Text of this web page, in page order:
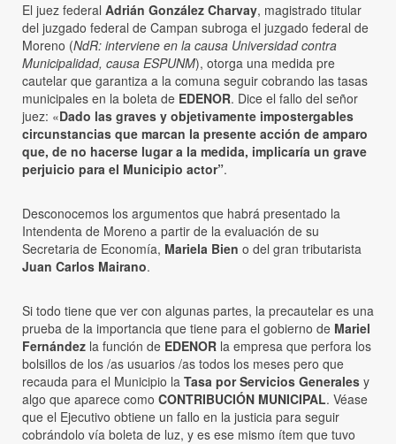
El juez federal Adrián González Charvay, magistrado titular
del juzgado federal de Campan subroga el juzgado federal de
Moreno (NdR: interviene en la causa Universidad contra
Municipalidad, causa ESPUNM), otorga una medida pre
cautelar que garantiza a la comuna seguir cobrando las tasas
municipales en la boleta de EDENOR. Dice el fallo del señor
juez: «Dado las graves y objetivamente impostergables
circunstancias que marcan la presente acción de amparo
que, de no hacerse lugar a la medida, implicaría un grave
perjuicio para el Municipio actor”.
Desconocemos los argumentos que habrá presentado la
Intendenta de Moreno a partir de la evaluación de su
Secretaria de Economía, Mariela Bien o del gran tributarista
Juan Carlos Mairano.
Si todo tiene que ver con algunas partes, la precautelar es una
prueba de la importancia que tiene para el gobierno de Mariel
Fernández la función de EDENOR la empresa que perfora los
bolsillos de los /as usuarios /as todos los meses pero que
recauda para el Municipio la Tasa por Servicios Generales y
algo que aparece como CONTRIBUCIÓN MUNICIPAL. Véase
que el Ejecutivo obtiene un fallo en la justicia para seguir
cobrándolo vía boleta de luz, y es ese mismo ítem que tuvo